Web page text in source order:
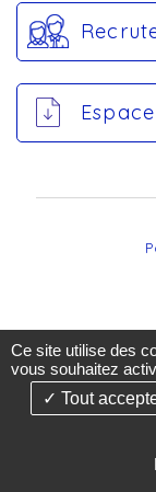
©2019-26
de
Ce site utilise des
vous souhaitez
Tout